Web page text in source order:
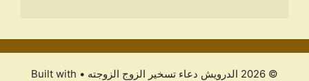
© 2026 الدرویش دعاء تسخير الزوج الزوجته • Built with